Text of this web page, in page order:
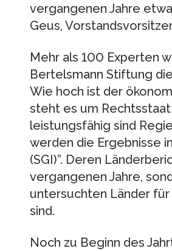
vergangenen Jahre
Geus,
Mehr als 100 Experten
Bertelsmann Stiftung
Wie hoch ist der
steht es um
leistungsfähig sind
werden die Ergebnisse
(SGI)”. Deren
vergangenen Jahre,
untersuchten Länder
sind.
Noch zu Beginn des